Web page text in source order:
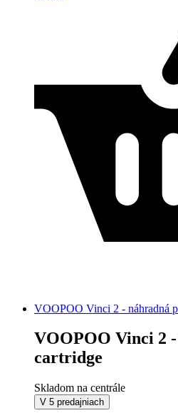
VOOPOO Vinci 2 - náhradná
VOOPOO Vinci 2
cartridge
Skladom na centrále
V 5 predajniach